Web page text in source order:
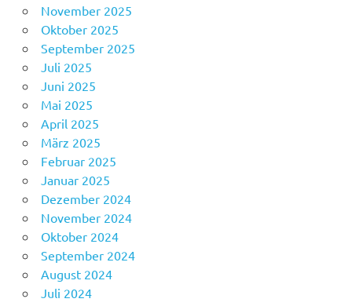
November 2025
Oktober 2025
September 2025
Juli 2025
Juni 2025
Mai 2025
April 2025
März 2025
Februar 2025
Januar 2025
Dezember 2024
November 2024
Oktober 2024
September 2024
August 2024
Juli 2024